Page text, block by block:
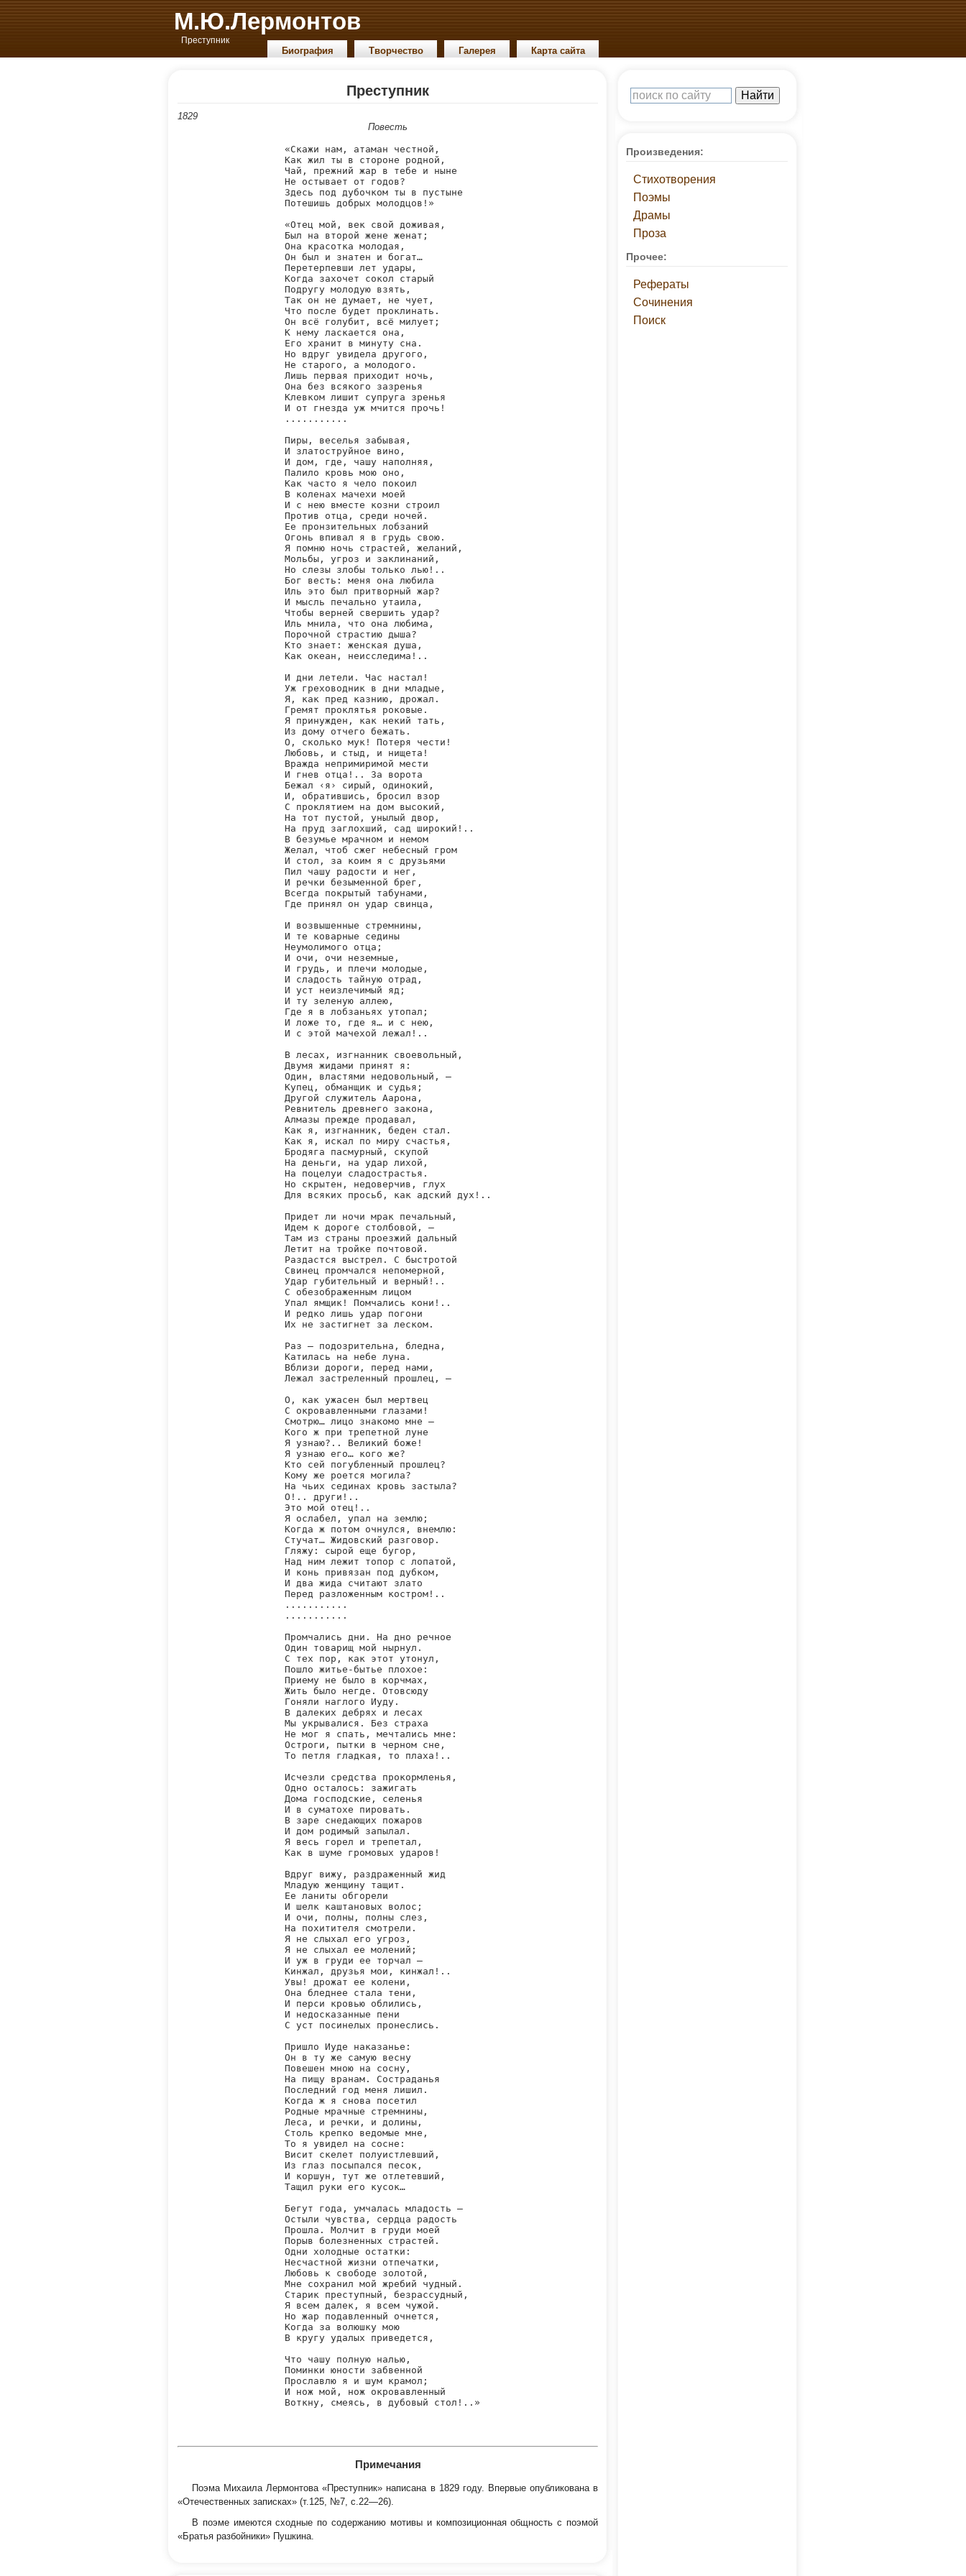
М.Ю.Лермонтов
Преступник
Биография Творчество Галерея Карта сайта
Преступник
1829
Повесть
«Скажи нам, атаман честной,
Как жил ты в стороне родной,
Чай, прежний жар в тебе и ныне
Не остывает от годов?
Здесь под дубочком ты в пустыне
Потешишь добрых молодцов!»
«Отец мой, век свой доживая,
Был на второй жене женат;
Она красотка молодая,
Он был и знатен и богат…
Перетерпевши лет удары,
Когда захочет сокол старый
Подругу молодую взять,
Так он не думает, не чует,
Что после будет проклинать.
Он всё голубит, всё милует;
К нему ласкается она,
Его хранит в минуту сна.
Но вдруг увидела другого,
Не старого, а молодого.
Лишь первая приходит ночь,
Она без всякого зазренья
Клевком лишит супруга зренья
И от гнезда уж мчится прочь!
...........
Пиры, веселья забывая,
И златоструйное вино,
И дом, где, чашу наполняя,
Палило кровь мою оно,
Как часто я чело покоил
В коленах мачехи моей
И с нею вместе козни строил
Против отца, среди ночей.
Ее пронзительных лобзаний
Огонь впивал я в грудь свою.
Я помню ночь страстей, желаний,
Мольбы, угроз и заклинаний,
Но слезы злобы только лью!..
Бог весть: меня она любила
Иль это был притворный жар?
И мысль печально утаила,
Чтобы верней свершить удар?
Иль мнила, что она любима,
Порочной страстию дыша?
Кто знает: женская душа,
Как океан, неисследима!..
И дни летели. Час настал!
Уж греховодник в дни младые,
Я, как пред казнию, дрожал.
Гремят проклятья роковые.
Я принужден, как некий тать,
Из дому отчего бежать.
О, сколько мук! Потеря чести!
Любовь, и стыд, и нищета!
Вражда непримиримой мести
И гнев отца!.. За ворота
Бежал ‹я› сирый, одинокий,
И, обратившись, бросил взор
С проклятием на дом высокий,
На тот пустой, унылый двор,
На пруд заглохший, сад широкий!..
В безумье мрачном и немом
Желал, чтоб сжег небесный гром
И стол, за коим я с друзьями
Пил чашу радости и нег,
И речки безыменной брег,
Всегда покрытый табунами,
Где принял он удар свинца,
И возвышенные стремнины,
И те коварные седины
Неумолимого отца;
И очи, очи неземные,
И грудь, и плечи молодые,
И сладость тайную отрад,
И уст неизлечимый яд;
И ту зеленую аллею,
Где я в лобзаньях утопал;
И ложе то, где я… и с нею,
И с этой мачехой лежал!..
В лесах, изгнанник своевольный,
Двумя жидами принят я:
Один, властями недовольный, —
Купец, обманщик и судья;
Другой служитель Аарона,
Ревнитель древнего закона,
Алмазы прежде продавал,
Как я, изгнанник, беден стал.
Как я, искал по миру счастья,
Бродяга пасмурный, скупой
На деньги, на удар лихой,
На поцелуи сладострастья.
Но скрытен, недоверчив, глух
Для всяких просьб, как адский дух!..
Придет ли ночи мрак печальный,
Идем к дороге столбовой, —
Там из страны проезжий дальный
Летит на тройке почтовой.
Раздастся выстрел. С быстротой
Свинец промчался непомерной,
Удар губительный и верный!..
С обезображенным лицом
Упал ямщик! Помчались кони!..
И редко лишь удар погони
Их не застигнет за леском.
Раз — подозрительна, бледна,
Катилась на небе луна.
Вблизи дороги, перед нами,
Лежал застреленный прошлец, —
О, как ужасен был мертвец
С окровавленными глазами!
Смотрю… лицо знакомо мне —
Кого ж при трепетной луне
Я узнаю?.. Великий боже!
Я узнаю его… кого же?
Кто сей погубленный прошлец?
Кому же роется могила?
На чьих сединах кровь застыла?
О!.. други!..
Это мой отец!..
Я ослабел, упал на землю;
Когда ж потом очнулся, внемлю:
Стучат… Жидовский разговор.
Гляжу: сырой еще бугор,
Над ним лежит топор с лопатой,
И конь привязан под дубком,
И два жида считают злато
Перед разложенным костром!..
...........
...........
Промчались дни. На дно речное
Один товарищ мой нырнул.
С тех пор, как этот утонул,
Пошло житье-бытье плохое:
Приему не было в корчмах,
Жить было негде. Отовсюду
Гоняли наглого Иуду.
В далеких дебрях и лесах
Мы укрывалися. Без страха
Не мог я спать, мечтались мне:
Остроги, пытки в черном сне,
То петля гладкая, то плаха!..
Исчезли средства прокормленья,
Одно осталось: зажигать
Дома господские, селенья
И в суматохе пировать.
В заре снедающих пожаров
И дом родимый запылал.
Я весь горел и трепетал,
Как в шуме громовых ударов!
Вдруг вижу, раздраженный жид
Младую женщину тащит.
Ее ланиты обгорели
И шелк каштановых волос;
И очи, полны, полны слез,
На похитителя смотрели.
Я не слыхал его угроз,
Я не слыхал ее молений;
И уж в груди ее торчал —
Кинжал, друзья мои, кинжал!..
Увы! дрожат ее колени,
Она бледнее стала тени,
И перси кровью облились,
И недосказанные пени
С уст посинелых пронеслись.
Пришло Иуде наказанье:
Он в ту же самую весну
Повешен мною на сосну,
На пищу вранам. Состраданья
Последний год меня лишил.
Когда ж я снова посетил
Родные мрачные стремнины,
Леса, и речки, и долины,
Столь крепко ведомые мне,
То я увидел на сосне:
Висит скелет полуистлевший,
Из глаз посыпался песок,
И коршун, тут же отлетевший,
Тащил руки его кусок…
Бегут года, умчалась младость —
Остыли чувства, сердца радость
Прошла. Молчит в груди моей
Порыв болезненных страстей.
Одни холодные остатки:
Несчастной жизни отпечатки,
Любовь к свободе золотой,
Мне сохранил мой жребий чудный.
Старик преступный, безрассудный,
Я всем далек, я всем чужой.
Но жар подавленный очнется,
Когда за волюшку мою
В кругу удалых приведется,
Что чашу полную налью,
Поминки юности забвенной
Прославлю я и шум крамол;
И нож мой, нож окровавленный
Воткну, смеясь, в дубовый стол!..»
Примечания
Поэма Михаила Лермонтова «Преступник» написана в 1829 году. Впервые опубликована в
«Отечественных записках» (т.125, №7, с.22—26).
В поэме имеются сходные по содержанию мотивы и композиционная общность с поэмой
«Братья разбойники» Пушкина.
Произведения:
Стихотворения
Поэмы
Драмы
Проза
Прочее:
Рефераты
Сочинения
Поиск